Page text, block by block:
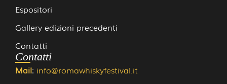
Espositori
Gallery edizioni precedenti
Contatti
Contatti
Mail: info@romawhiskyfestival.it